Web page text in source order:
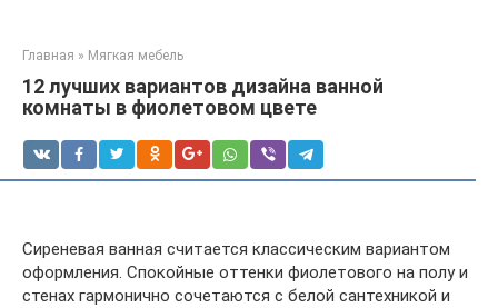
Главная » Мягкая мебель
12 лучших вариантов дизайна ванной
комнаты в фиолетовом цвете
Сиреневая ванная считается классическим вариантом
оформления. Спокойные оттенки фиолетового на полу и
стенах гармонично сочетаются с белой сантехникой и